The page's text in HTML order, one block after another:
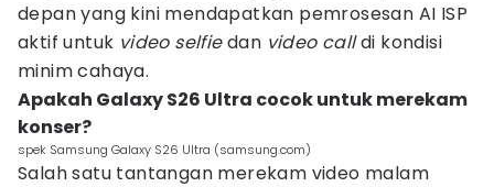
depan yang kini mendapatkan pemrosesan AI ISP
aktif untuk video selfiedan video calldi kondisi
minim cahaya.
Apakah Galaxy S26 Ultra cocok untuk merekam
konser?
spek Samsung Galaxy S26 Ultra (samsung.com)
Salah satu tantangan merekam video malam